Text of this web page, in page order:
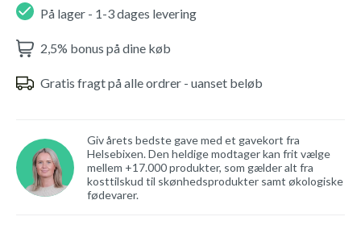
På lager - 1-3 dages levering
2,5% bonus på dine køb
Gratis fragt på alle ordrer - uanset beløb
Giv årets bedste gave med et gavekort fra
Helsebixen. Den heldige modtager kan frit vælge
mellem +17.000 produkter, som gælder alt fra
kosttilskud til skønhedsprodukter samt økologiske
fødevarer.